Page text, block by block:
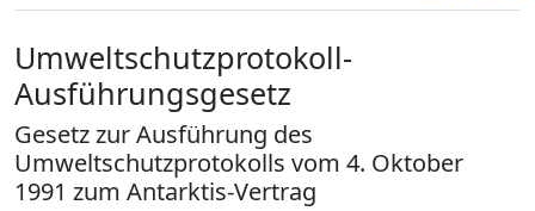
Umweltschutzprotokoll-
Ausführungsgesetz
Gesetz zur Ausführung des
Umweltschutzprotokolls vom 4. Oktober
1991 zum Antarktis-Vertrag